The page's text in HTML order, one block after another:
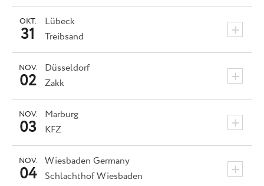
Lübeck +
OKT.
31 Treibsand
Düsseldorf +
NOV.
02 Zakk
Marburg +
NOV.
03 KFZ
Wiesbaden Germany +
NOV.
04 Schlachthof Wiesbaden